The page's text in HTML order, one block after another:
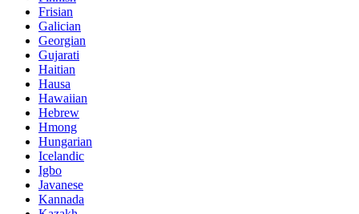
Frisian
Galician
Georgian
Gujarati
Haitian
Hausa
Hawaiian
Hebrew
Hmong
Hungarian
Icelandic
Igbo
Javanese
Kannada